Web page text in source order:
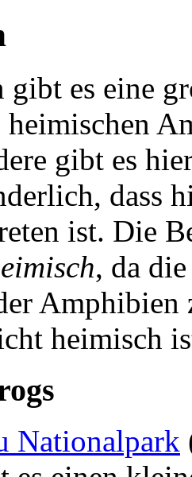
es eine
gibt es
dass
ist. Die
, da
Amphibien
heimisch
Nationalpark